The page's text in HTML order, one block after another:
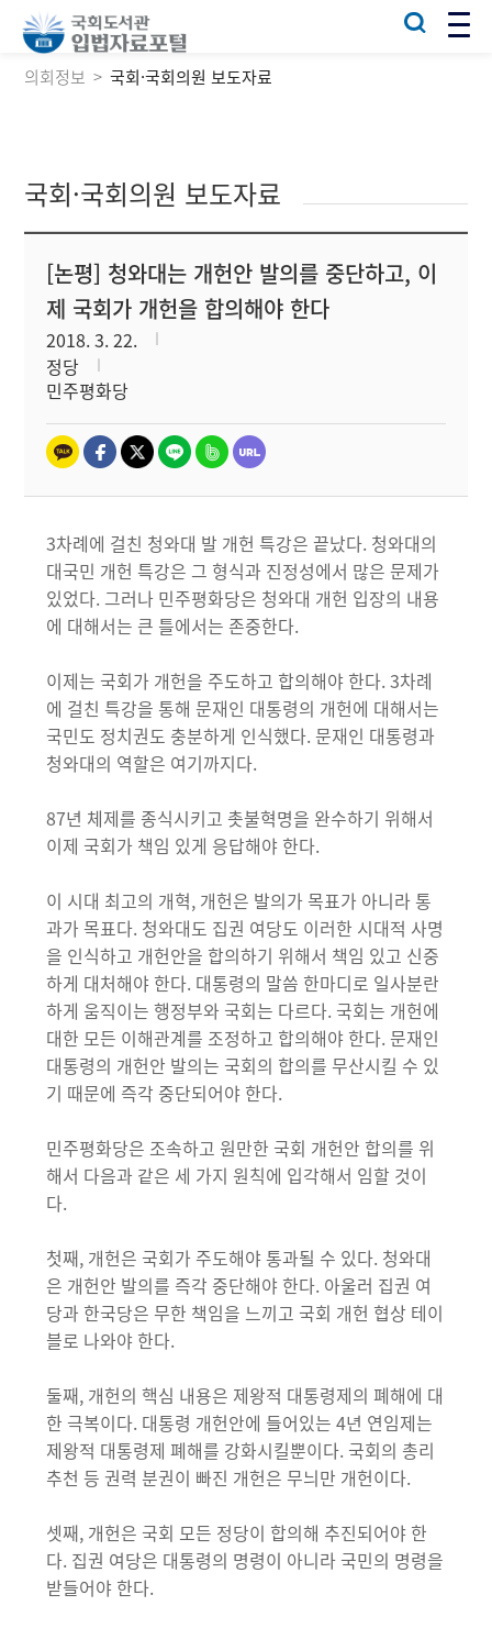
의회정보 국회·국회의원 보도자료
국회·국회의원 보도자료
[논평] 청와대는 개헌안 발의를 중단하고, 이
제 국회가 개헌을 합의해야 한다
2018. 3. 22.
정당
민주평화당
3차례에 걸친 청와대 발 개헌 특강은 끝났다. 청와대의
대국민 개헌 특강은 그 형식과 진정성에서 많은 문제가
있었다. 그러나 민주평화당은 청와대 개헌 입장의 내용
에 대해서는 큰 틀에서는 존중한다.
이제는 국회가 개헌을 주도하고 합의해야 한다. 3차례
에 걸친 특강을 통해 문재인 대통령의 개헌에 대해서는
국민도 정치권도 충분하게 인식했다. 문재인 대통령과
청와대의 역할은 여기까지다.
87년 체제를 종식시키고 촛불혁명을 완수하기 위해서
이제 국회가 책임 있게 응답해야 한다.
이 시대 최고의 개혁, 개헌은 발의가 목표가 아니라 통
과가 목표다. 청와대도 집권 여당도 이러한 시대적 사명
을 인식하고 개헌안을 합의하기 위해서 책임 있고 신중
하게 대처해야 한다. 대통령의 말씀 한마디로 일사분란
하게 움직이는 행정부와 국회는 다르다. 국회는 개헌에
대한 모든 이해관계를 조정하고 합의해야 한다. 문재인
대통령의 개헌안 발의는 국회의 합의를 무산시킬 수 있
기 때문에 즉각 중단되어야 한다.
민주평화당은 조속하고 원만한 국회 개헌안 합의를 위
해서 다음과 같은 세 가지 원칙에 입각해서 임할 것이
다.
첫째, 개헌은 국회가 주도해야 통과될 수 있다. 청와대
은 개헌안 발의를 즉각 중단해야 한다. 아울러 집권 여
당과 한국당은 무한 책임을 느끼고 국회 개헌 협상 테이
블로 나와야 한다.
둘째, 개헌의 핵심 내용은 제왕적 대통령제의 폐해에 대
한 극복이다. 대통령 개헌안에 들어있는 4년 연임제는
제왕적 대통령제 폐해를 강화시킬뿐이다. 국회의 총리
추천 등 권력 분권이 빠진 개헌은 무늬만 개헌이다.
셋째, 개헌은 국회 모든 정당이 합의해 추진되어야 한
다. 집권 여당은 대통령의 명령이 아니라 국민의 명령을
받들어야 한다.